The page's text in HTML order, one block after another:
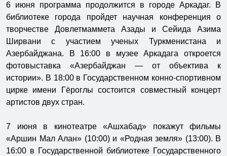
6 июня программа продолжится в городе Аркадаг. В
библиотеке города пройдет научная конференция о
творчестве Довлетмаммета Азады и Сейида Азима
Ширвани с участием ученых Туркменистана и
Азербайджана. В 16:00 в музее Аркадага откроется
фотовыставка «Азербайджан — от объектива к
истории». В 18:00 в Государственном конно-спортивном
цирке имени Гёроглы состоится совместный концерт
артистов двух стран.
7 июня в кинотеатре «Ашхабад» покажут фильмы
«Аршин Мал Алан» (10:00) и «Родная земля» (13:00). В
16:00 в Государственной библиотеке Государственного